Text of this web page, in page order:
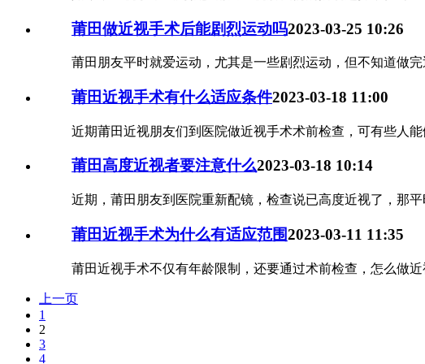
莆田做近视手术后能剧烈运动吗2023-03-25 10:26
莆田朋友平时就爱运动，尤其是一些剧烈运动，但不知道做
莆田近视手术有什么适应条件2023-03-18 11:00
近期莆田近视朋友们到医院做近视手术术前检查，可有些人
莆田高度近视者要注意什么2023-03-18 10:14
近期，莆田朋友到医院重新配镜，检查说已高度近视了，那
莆田近视手术为什么有适应范围2023-03-11 11:35
莆田近视手术不仅有年龄限制，还要通过术前检查，怎么做
上一页
1
2
3
4